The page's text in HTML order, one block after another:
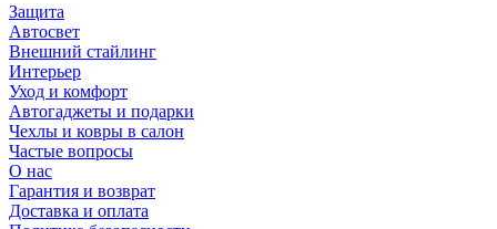
Защита
Автосвет
Внешний стайлинг
Интерьер
Уход и комфорт
Автогаджеты и подарки
Чехлы и ковры в салон
Частые вопросы
О нас
Гарантия и возврат
Доставка и оплата